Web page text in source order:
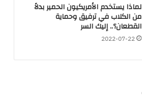
لماذا يستخدم الأمريكيون الحمير بدلاً
من الكلاب في ترفيق وحماية
القطعان؟.. إليك السر
2022-07-22